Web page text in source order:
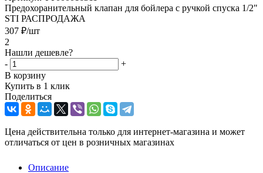
Предохоранительный клапан для бойлера с ручкой спуска 1/2"
STI РАСПРОДАЖА
307 ₽/шт
2
Нашли дешевле?
-
+
В корзину
Купить в 1 клик
Поделиться
Цена действительна только для интернет-магазина и может
отличаться от цен в розничных магазинах
Описание